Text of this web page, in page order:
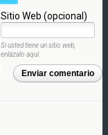
Sitio Web (opcional)
Si usted tiene un sitio web,
enlázalo aquí.
Enviar comentario